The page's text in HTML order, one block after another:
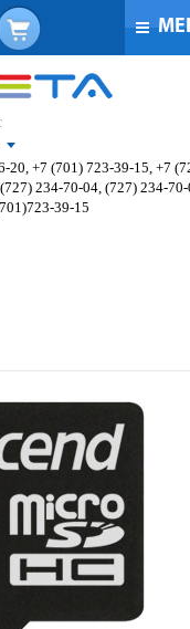
20, +7 (701) 723-39-15, +7
234-70-04, (727) 234-
39-15